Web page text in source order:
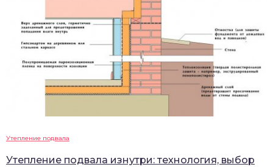
Утепление подвала
Утепление подвала изнутри: технология, выбор